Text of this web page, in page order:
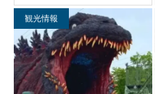
クラフトサーカス
観光情報